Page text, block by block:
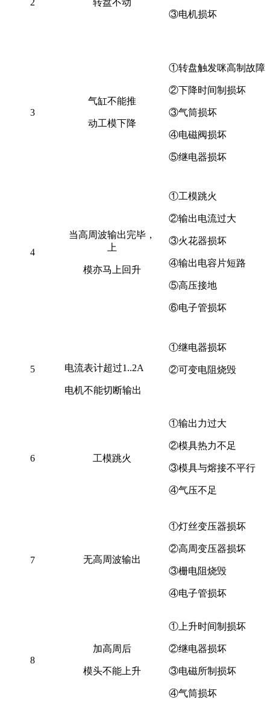
③电机损坏
3
气缸不能推
动工模下降
①转盘触发咪高制故障
②下降时间制损坏
③气筒损坏
④电磁阀损坏
⑤继电器损坏
4
当高周波输出完毕，
上
模亦马上回升
①工模跳火
②输出电流过大
③火花器损坏
④输出电容片短路
⑤高压接地
⑥电子管损坏
5 电流表计超过1..2A
电机不能切断输出
①继电器损坏
②可变电阻烧毁
6 工模跳火
①输出力过大
②模具热力不足
③模具与熔接不平行
④气压不足
7 无高周波输出
①灯丝变压器损坏
②高周变压器损坏
③栅电阻烧毁
④电子管损坏
8
加高周后
模头不能上升
①上升时间制损坏
②继电器损坏
③电磁所制损坏
④气筒损坏